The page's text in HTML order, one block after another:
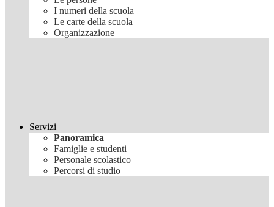
I numeri della scuola
Le carte della scuola
Organizzazione
Servizi
Panoramica
Famiglie e studenti
Personale scolastico
Percorsi di studio